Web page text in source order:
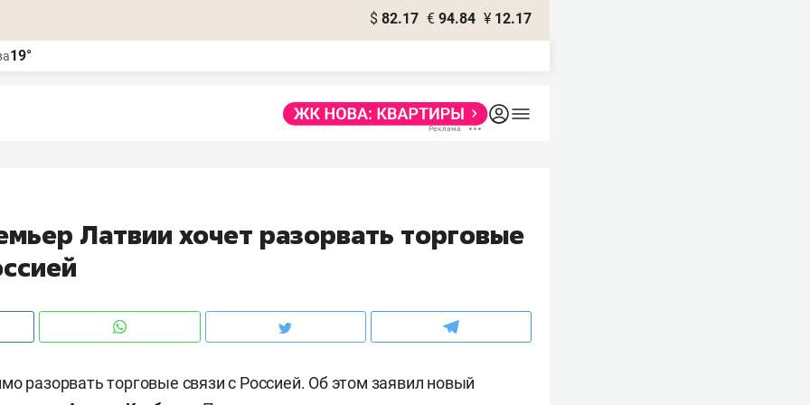
$ 82.17 € 94.84 ¥ 12.17
19°
Латвии хочет разорвать торговые
разорвать торговые связи с Россией. Об этом заявил новый